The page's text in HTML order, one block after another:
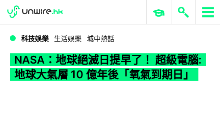
WWDC 2026 ERP 與商業 AI
科技娛樂 生活娛樂 城中熱話
NASA：地球絕滅日提早了！ 超級電腦:
地球大氣層 10 億年後「氧氣到期日」